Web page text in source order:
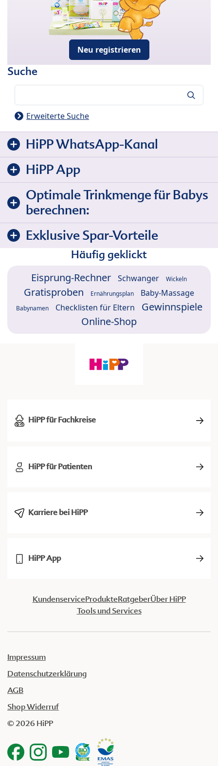
Neu registrieren
Suche
Erweiterte Suche
HiPP WhatsApp-Kanal
HiPP App
Optimale Trinkmenge für Babys
berechnen:
Exklusive Spar-Vorteile
Häufig geklickt
Eisprung-Rechner Schwanger Wickeln
Gratisproben Ernährungsplan Baby-Massage
Babynamen Checklisten für Eltern
Gewinnspiele
Online-Shop
HiPP für Fachkreise
HiPP für Patienten
Karriere bei HiPP
HiPP App
KundenserviceProdukteRatgeberÜber HiPP
Tools und Services
Impressum
Datenschutzerklärung
AGB
Shop Widerruf
© 2026 HiPP